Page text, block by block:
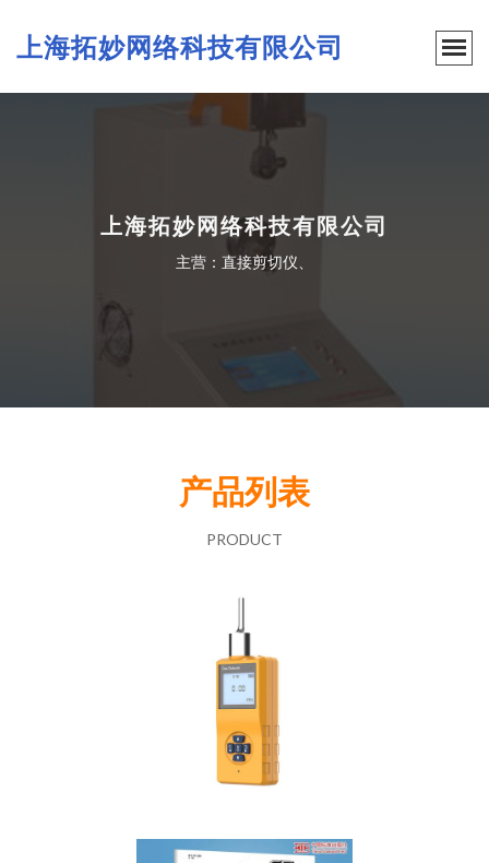
上海拓妙网络科技有限公司
上海拓妙网络科技有限公司
主营：直接剪切仪、
产品列表
PRODUCT